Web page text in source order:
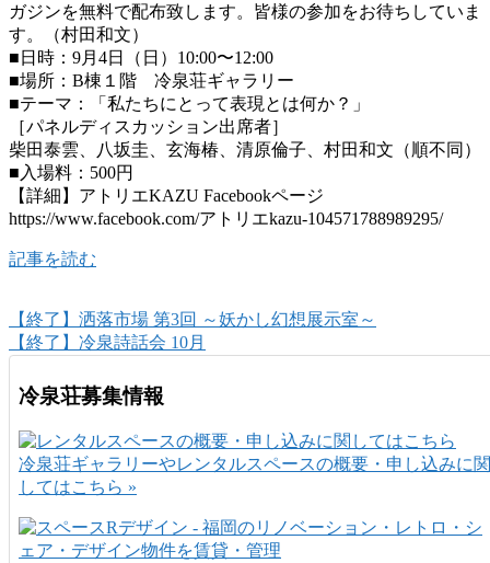
ガジンを無料で配布致します。皆様の参加をお待ちしていま
す。（村田和文）
■日時：9月4日（日）10:00〜12:00
■場所：B棟１階 冷泉荘ギャラリー
■テーマ：「私たちにとって表現とは何か？」
［パネルディスカッション出席者］
柴田泰雲、八坂圭、玄海椿、清原倫子、村田和文（順不同）
■入場料：500円
【詳細】アトリエKAZU Facebookページ
https://www.facebook.com/アトリエkazu-104571788989295/
記事を読む
【終了】洒落市場 第3回 ～妖かし幻想展示室～
【終了】冷泉詩話会 10月
冷泉荘募集情報
冷泉荘ギャラリーやレンタルスペースの概要・申し込みに関
してはこちら »